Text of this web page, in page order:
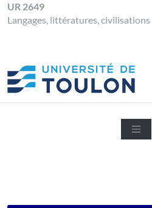
UR 2649
Langages, littératures, civilisations